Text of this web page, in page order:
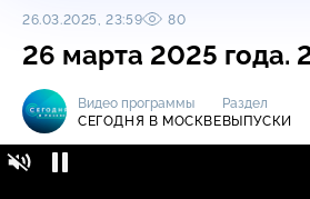
26.03.2025, 23:59 80
26 марта 2025 года.
Видео программы
СЕГОДНЯ В МОСКВЕ
Раздел
ВЫПУСКИ